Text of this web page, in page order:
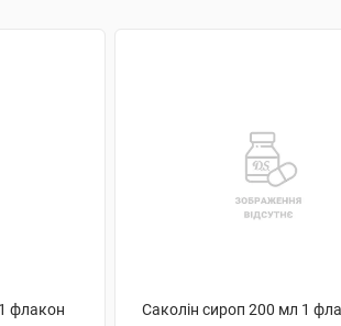
флакон Саколін сироп 200 мл 1